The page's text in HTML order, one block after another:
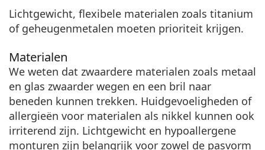
Lichtgewicht, flexibele materialen zoals titanium
of geheugenmetalen moeten prioriteit krijgen.
Materialen
We weten dat zwaardere materialen zoals metaal
en glas zwaarder wegen en een bril naar
beneden kunnen trekken. Huidgevoeligheden of
allergieën voor materialen als nikkel kunnen ook
irriterend zijn. Lichtgewicht en hypoallergene
monturen zijn belangrijk voor zowel de pasvorm